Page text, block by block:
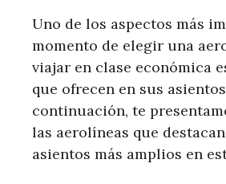
Uno de los aspectos más
momento de elegir una
viajar en clase económica
que ofrecen en sus
continuación, te
las aerolíneas que
asientos más amplios en